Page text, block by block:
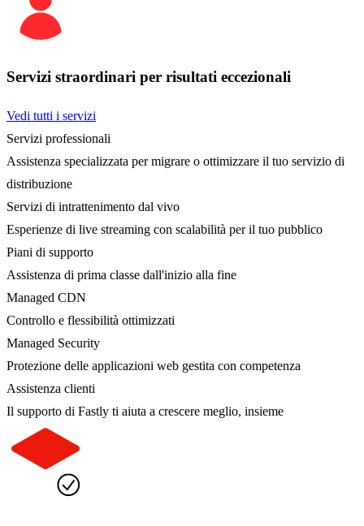
Servizi straordinari per risultati eccezionali
Vedi tutti i servizi
Servizi professionali
Assistenza specializzata per migrare o ottimizzare il tuo servizio di
distribuzione
Servizi di intrattenimento dal vivo
Esperienze di live streaming con scalabilità per il tuo pubblico
Piani di supporto
Assistenza di prima classe dall'inizio alla fine
Managed CDN
Controllo e flessibilità ottimizzati
Managed Security
Protezione delle applicazioni web gestita con competenza
Assistenza clienti
Il supporto di Fastly ti aiuta a crescere meglio, insieme